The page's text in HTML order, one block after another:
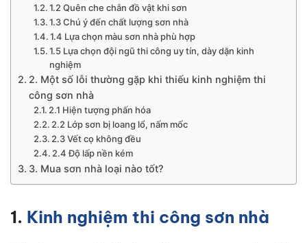
1.2 Quên che chắn đồ vật khi sơn
1.3 Chú ý đến chất lượng sơn nhà
1.4 Lựa chọn màu sơn nhà phù hợp
1.5 Lựa chọn đội ngũ thi công uy tín, dày dặn kinh
nghiệm
2. Một số lỗi thường gặp khi thiếu kinh nghiệm thi
công sơn nhà
2.1 Hiện tượng phấn hóa
2.2 Lớp sơn bị loang lổ, nấm mốc
2.3 Vết cọ không đều
2.4 Độ lấp nền kém
3. Mua sơn nhà loại nào tốt?
1. Kinh nghiệm thi công sơn nhà